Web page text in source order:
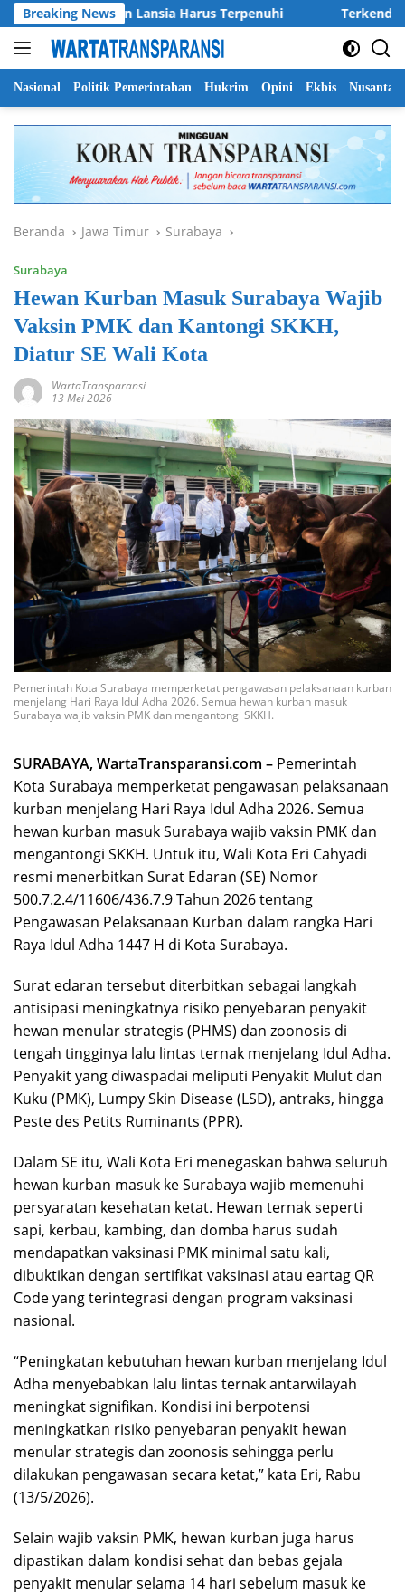
Langsung
ke
konten
Breaking News
Anak Dan Lansia Harus Terpenuhi Terkendala
Nasional Politik Pemerintahan Hukrim Opini Ekbis Nusantara
Beranda Jawa Timur Surabaya
Surabaya
Hewan Kurban Masuk Surabaya Wajib
Vaksin PMK dan Kantongi SKKH,
Diatur SE Wali Kota
WartaTransparansi
13 Mei 2026
Pemerintah Kota Surabaya memperketat pengawasan pelaksanaan kurban
menjelang Hari Raya Idul Adha 2026. Semua hewan kurban masuk
Surabaya wajib vaksin PMK dan mengantongi SKKH.
SURABAYA, WartaTransparansi.com – Pemerintah
Kota Surabaya memperketat pengawasan pelaksanaan
kurban menjelang Hari Raya Idul Adha 2026. Semua
hewan kurban masuk Surabaya wajib vaksin PMK dan
mengantongi SKKH. Untuk itu, Wali Kota Eri Cahyadi
resmi menerbitkan Surat Edaran (SE) Nomor
500.7.2.4/11606/436.7.9 Tahun 2026 tentang
Pengawasan Pelaksanaan Kurban dalam rangka Hari
Raya Idul Adha 1447 H di Kota Surabaya.
Surat edaran tersebut diterbitkan sebagai langkah
antisipasi meningkatnya risiko penyebaran penyakit
hewan menular strategis (PHMS) dan zoonosis di
tengah tingginya lalu lintas ternak menjelang Idul Adha.
Penyakit yang diwaspadai meliputi Penyakit Mulut dan
Kuku (PMK), Lumpy Skin Disease (LSD), antraks, hingga
Peste des Petits Ruminants (PPR).
Dalam SE itu, Wali Kota Eri menegaskan bahwa seluruh
hewan kurban masuk ke Surabaya wajib memenuhi
persyaratan kesehatan ketat. Hewan ternak seperti
sapi, kerbau, kambing, dan domba harus sudah
mendapatkan vaksinasi PMK minimal satu kali,
dibuktikan dengan sertifikat vaksinasi atau eartag QR
Code yang terintegrasi dengan program vaksinasi
nasional.
“Peningkatan kebutuhan hewan kurban menjelang Idul
Adha menyebabkan lalu lintas ternak antarwilayah
meningkat signifikan. Kondisi ini berpotensi
meningkatkan risiko penyebaran penyakit hewan
menular strategis dan zoonosis sehingga perlu
dilakukan pengawasan secara ketat,” kata Eri, Rabu
(13/5/2026).
Selain wajib vaksin PMK, hewan kurban juga harus
dipastikan dalam kondisi sehat dan bebas gejala
penyakit menular selama 14 hari sebelum masuk ke